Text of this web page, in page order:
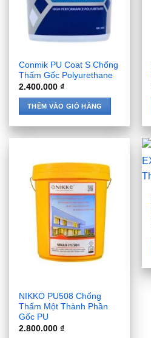
Conmik PU Coat S Chống
Thấm Gốc Polyurethane
2.400.000₫
THÊM VÀO GIỎ HÀNG
NIKKO PU508 Chống
Thấm Một Thành Phần
Gốc PU
2.800.000₫